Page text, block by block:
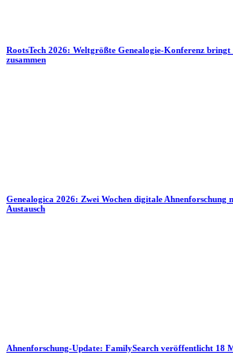
RootsTech 2026: Weltgrößte Genealogie-Konferenz
zusammen
Genealogica 2026: Zwei Wochen digitale Ahnenforschung
Austausch
Ahnenforschung-Update: FamilySearch veröffentlicht 18